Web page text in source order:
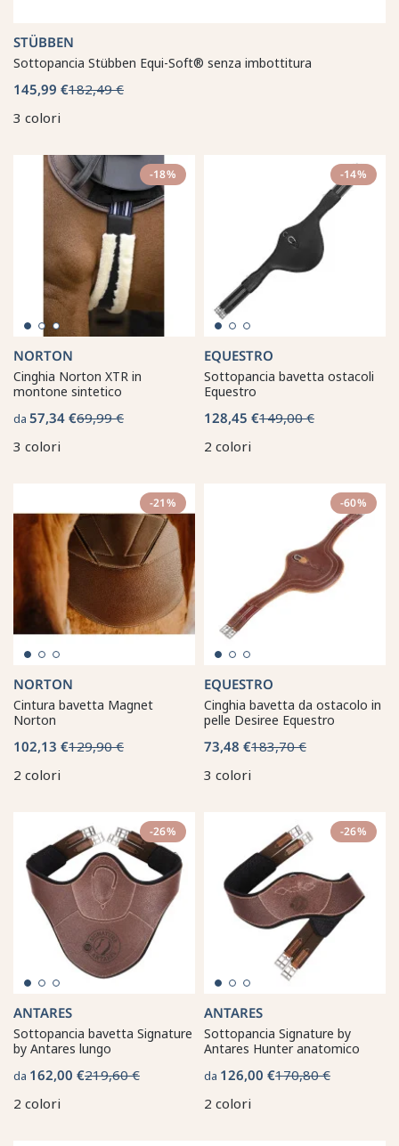
STÜBBEN
Sottopancia Stübben Equi-Soft® senza imbottitura
145,99 €182,49 €
3 colori
-18%
NORTON
Cinghia Norton XTR in
montone sintetico
da 57,34 €69,99 €
3 colori
-14%
EQUESTRO
Sottopancia bavetta ostacoli
Equestro
128,45 €149,00 €
2 colori
-21%
NORTON
Cintura bavetta Magnet
Norton
102,13 €129,90 €
2 colori
-60%
EQUESTRO
Cinghia bavetta da ostacolo in
pelle Desiree Equestro
73,48 €183,70 €
3 colori
-26%
ANTARES
Sottopancia bavetta Signature
by Antares lungo
da 162,00 €219,60 €
2 colori
-26%
ANTARES
Sottopancia Signature by
Antares Hunter anatomico
da 126,00 €170,80 €
2 colori